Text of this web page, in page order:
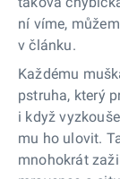
ní víme,
v článku.
Každému
pstruha, který
i když
mu ho ulovit.
mnohokrát